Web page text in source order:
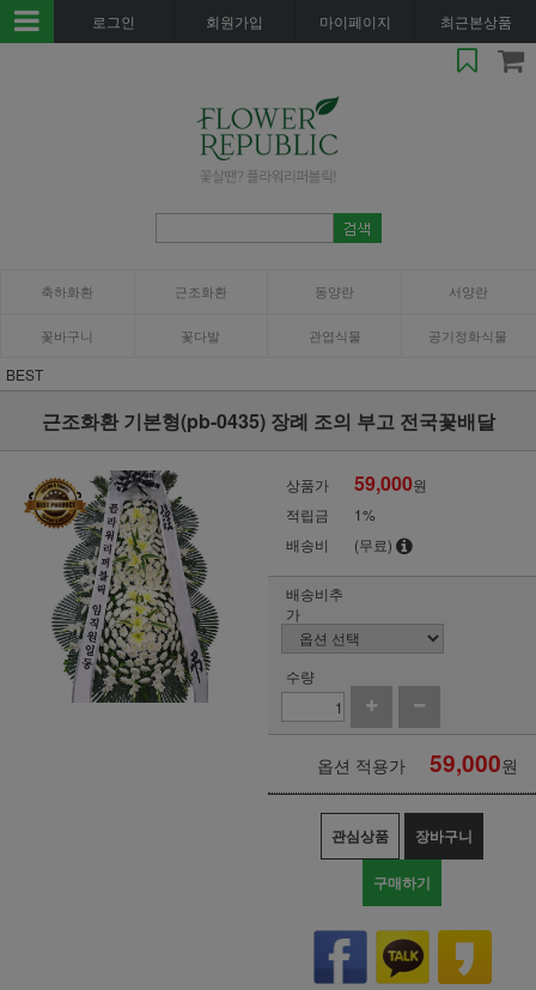
로그인 회원가입 마이페이지 최근본상품
축하화환 근조화환 동양란 서양란
꽃바구니 꽃다발 관엽식물 공기정화식물
BEST
근조화환 기본형(pb-0435) 장례 조의 부고 전국꽃배달
상품가 59,000원
적립금
1%
배송비
(무료)
배송비추
가
수량
옵션 적용가 59,000원
관심상품 장바구니
구매하기